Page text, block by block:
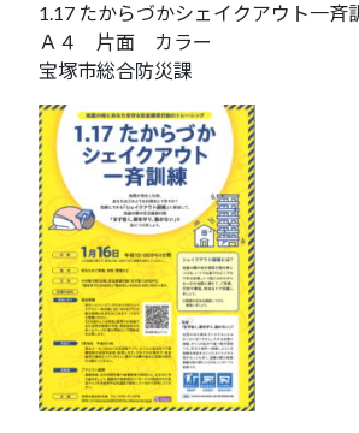
1.17 たからづかシェイクアウト一斉
Ａ４ 片面 カラー
宝塚市総合防災課